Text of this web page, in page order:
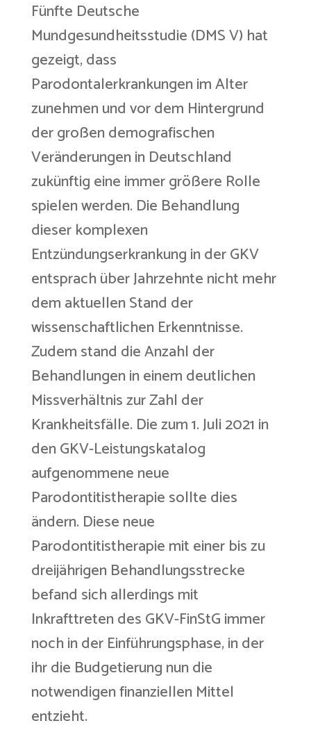
Fünfte Deutsche
Mundgesundheitsstudie (DMS V) hat
gezeigt, dass
Parodontalerkrankungen im Alter
zunehmen und vor dem Hintergrund
der großen demografischen
Veränderungen in Deutschland
zukünftig eine immer größere Rolle
spielen werden. Die Behandlung
dieser komplexen
Entzündungserkrankung in der GKV
entsprach über Jahrzehnte nicht mehr
dem aktuellen Stand der
wissenschaftlichen Erkenntnisse.
Zudem stand die Anzahl der
Behandlungen in einem deutlichen
Missverhältnis zur Zahl der
Krankheitsfälle. Die zum 1. Juli 2021 in
den GKV-Leistungskatalog
aufgenommene neue
Parodontitistherapie sollte dies
ändern. Diese neue
Parodontitistherapie mit einer bis zu
dreijährigen Behandlungsstrecke
befand sich allerdings mit
Inkrafttreten des GKV-FinStG immer
noch in der Einführungsphase, in der
ihr die Budgetierung nun die
notwendigen finanziellen Mittel
entzieht.